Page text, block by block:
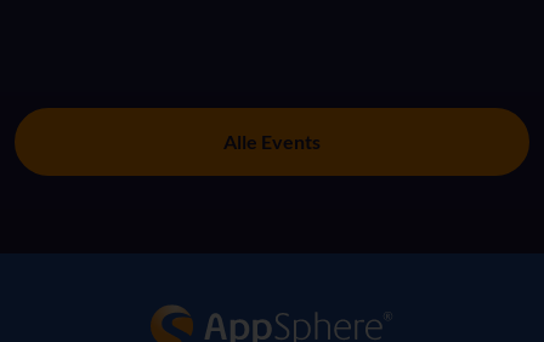
Alle Events
AppSphere IT-Lösungsanbieter